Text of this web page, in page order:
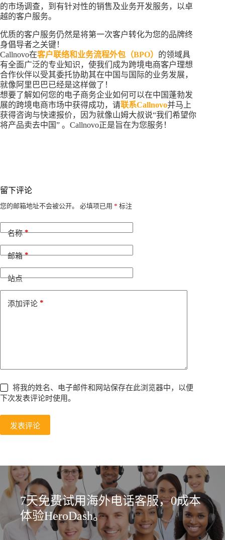
的市场调查，到有针对性的销售及业务开发服务，以卓
越的客户服务。
优质的客户服务仍然是将第一次客户转化为您的品牌终
身倡导者之关键！
Callnovo在客户联络和业务流程外包（BPO） 的领域具
有全面广泛的专业知识，使我们成为跨境电商客户理想
合作伙伴以受其委托协助其在中国与国际的业务发展，
就像阿里巴巴已经是这样做了！
想要了解如何您的电子商务企业如何可以在中国蓬勃发
展的跨境电商市场中获得成功，请联系Callnovo并马上
获得咨询与快速报价，因为就像山姆大叔说“我们希望你
将产品卖去中国” 。Callnovo正是旨在为您服务！
留下评论
您的邮箱地址不会被公开。 必填项已用 * 标注
名称*
邮箱*
站点
添加评论 *
将我的姓名、电子邮件和网站保存在此浏览器中，以便
下次发表评论时使用。
发表评论
A
t
e
t
i
7天免费试用海外电话客服，0成本
体验HeroDash。